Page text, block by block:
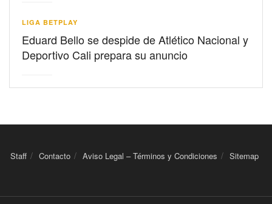
LIGA BETPLAY
Eduard Bello se despide de Atlético Nacional y
Deportivo Cali prepara su anuncio
Staff Contacto Aviso Legal – Términos y Condiciones Sitemap